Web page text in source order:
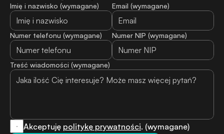
Imię i nazwisko (wymagane) Email (wymagane)
Numer telefonu (wymagane) Numer NIP (wymagane)
Treść wiadomości (wymagane)
Akceptuję politykę prywatności. (wymagane)